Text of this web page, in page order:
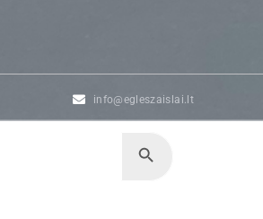
info@egleszaislai.lt